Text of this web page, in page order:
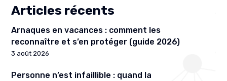
Articles récents
Arnaques en vacances : comment les
reconnaître et s’en protéger (guide 2026)
3 août 2026
Personne n’est infaillible : quand la